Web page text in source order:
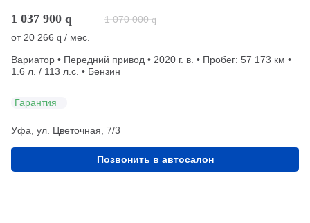
1 037 900 q 1 070 000 q
от 20 266 q / мес.
Вариатор • Передний привод • 2020 г. в. • Пробег: 57 173 км •
1.6 л. / 113 л.с. • Бензин
Гарантия
Уфа, ул. Цветочная, 7/3
Позвонить в автосалон